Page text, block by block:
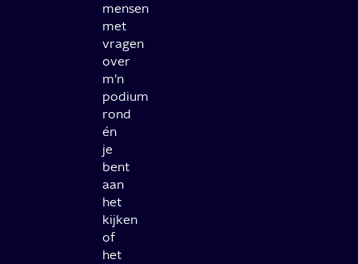
mensen
met
vragen
over
m’n
podium
rond
én
je
bent
aan
het
kijken
of
het